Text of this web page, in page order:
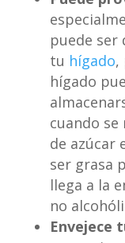
puede ser
tu hígado,
hígado
cuando se
de azúcar
ser grasa
llega a la
no
Envejece